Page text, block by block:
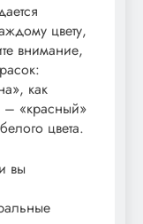
цвету,
внимание,
как
– «красный»
цвета.
вы